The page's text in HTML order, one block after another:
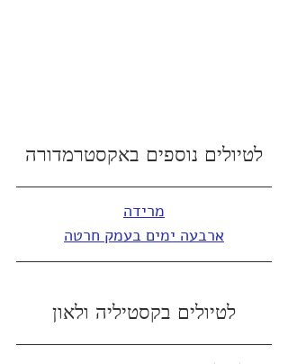
לטיולים נוספים באקסטרמדורה
מרידה
ארבעה ימים בעמק חרטה
לטיולים בקסטיליה ולאון